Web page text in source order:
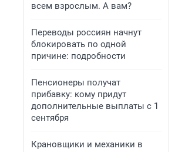
всем взрослым. А вам?
Переводы россиян начнут
блокировать по одной
причине: подробности
Пенсионеры получат
прибавку: кому придут
дополнительные выплаты с 1
сентября
Крановщики и механики в